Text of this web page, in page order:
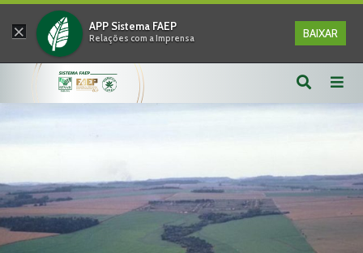
× APP Sistema FAEP
Relações com a Imprensa BAIXAR